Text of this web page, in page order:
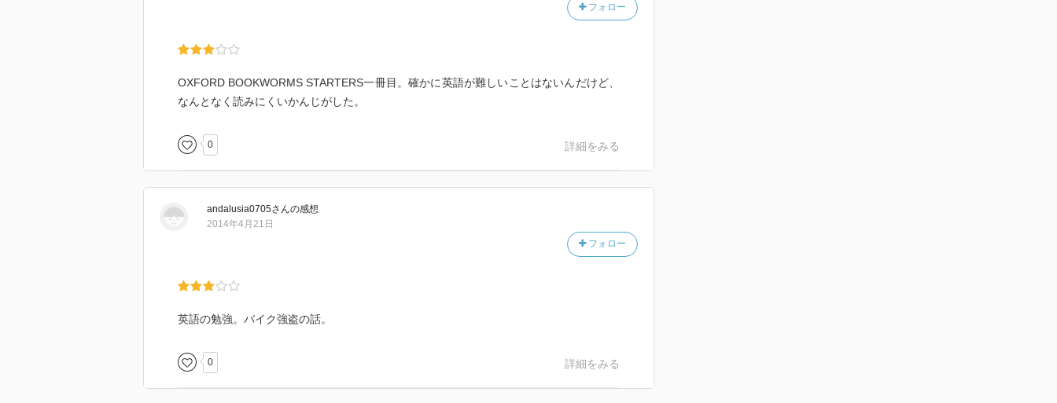
フォロー
OXFORD BOOKWORMS STARTERS一冊目。確かに英語が難しいことはないんだけど、
なんとなく読みにくいかんじがした。
0 詳細をみる
andalusia0705さんの感想
フォロー
2014年4月21日
英語の勉強。バイク強盗の話。
0 詳細をみる